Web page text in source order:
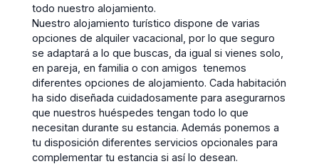
todo nuestro alojamiento.
Nuestro alojamiento turístico dispone de varias
opciones de alquiler vacacional, por lo que seguro
se adaptará a lo que buscas, da igual si vienes solo,
en pareja, en familia o con amigos tenemos
diferentes opciones de alojamiento. Cada habitación
ha sido diseñada cuidadosamente para asegurarnos
que nuestros huéspedes tengan todo lo que
necesitan durante su estancia. Además ponemos a
tu disposición diferentes servicios opcionales para
complementar tu estancia si así lo desean.